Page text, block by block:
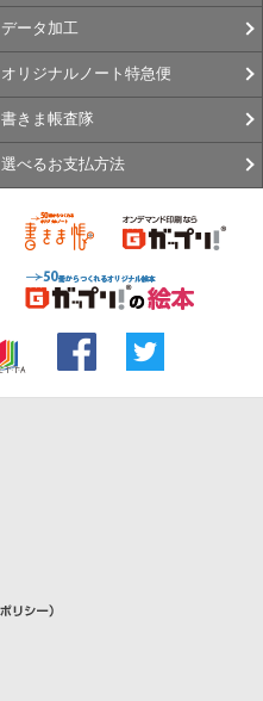
データ加工
オリジナルノート特急便
書きま帳査隊
選べるお支払方法